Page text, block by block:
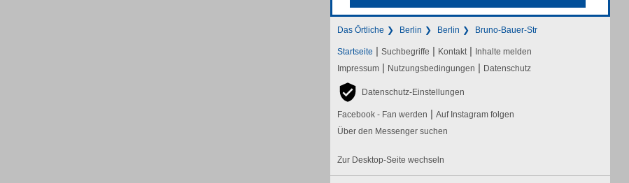
Das Örtliche Berlin Berlin Bruno-Bauer-Str
Startseite | Suchbegriffe | Kontakt | Inhalte melden
Impressum | Nutzungsbedingungen | Datenschutz
Datenschutz-Einstellungen
Facebook - Fan werden | Auf Instagram folgen
Über den Messenger suchen
Zur Desktop-Seite wechseln